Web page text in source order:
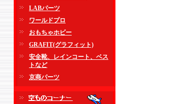
LABパーツ
ワールドプロ
おもちゃホビー
GRAFIT(グラフィット)
安全靴、レインコート、ベス
トなど
京商パーツ